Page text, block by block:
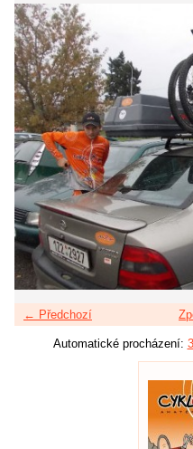
← Předchozí
Automatické procházení: 3